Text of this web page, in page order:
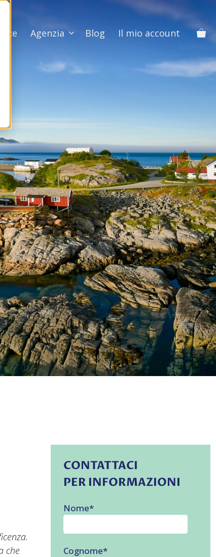
Agenzia Blog Il mio account
che
CONTATTACI
PER INFORMAZIONI
Nome*
Cognome*